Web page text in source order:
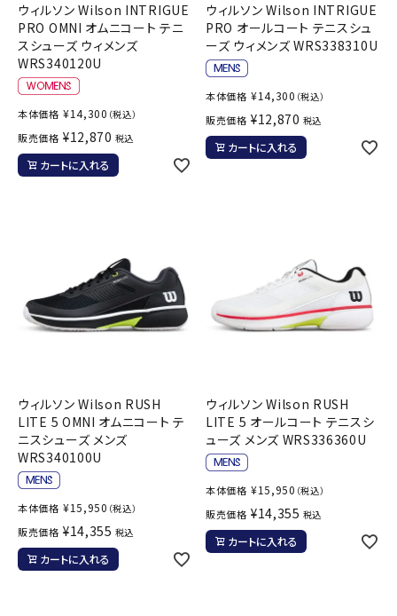
ウィルソン Wilson INTRIGUE
PRO OMNI オムニコート テニ
スシューズ ウィメンズ
WRS340120U
本体価格 ¥14,300 （税込）
販売価格 ¥12,870 税込
カートに入れる
ウィルソン Wilson INTRIGUE
PRO オールコート テニスシュ
ーズ ウィメンズ WRS338310U
本体価格 ¥14,300 （税込）
販売価格 ¥12,870 税込
カートに入れる
ウィルソン Wilson RUSH
LITE 5 OMNI オムニコート テ
ニスシューズ メンズ
WRS340100U
本体価格 ¥15,950 （税込）
販売価格 ¥14,355 税込
カートに入れる
ウィルソン Wilson RUSH
LITE 5 オールコート テニスシ
ューズ メンズ WRS336360U
本体価格 ¥15,950 （税込）
販売価格 ¥14,355 税込
カートに入れる